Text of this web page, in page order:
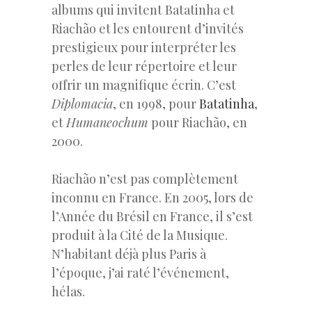
albums qui invitent Batatinha et
Riachão et les entourent d’invités
prestigieux pour interpréter les
perles de leur répertoire et leur
offrir un magnifique écrin. C’est
Diplomacia, en 1998, pourBatatinha,
etHumaneochum pour Riachão, en
2000.
Riachão n’est pas complètement
inconnu en France. En 2005, lors de
l’Année du Brésil en France, il s’est
produit à la Cité de la Musique.
N’habitant déjà plus Paris à
l’époque, j’ai raté l’événement,
hélas.